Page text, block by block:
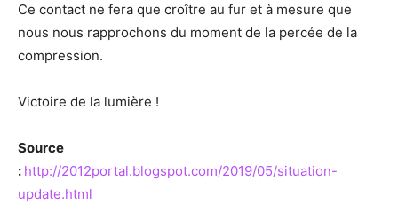
Ce contact ne fera que croître au fur et à mesure que
nous nous rapprochons du moment de la percée de la
compression.
Victoire de la lumière !
Source
: http://2012portal.blogspot.com/2019/05/situation-
update.html